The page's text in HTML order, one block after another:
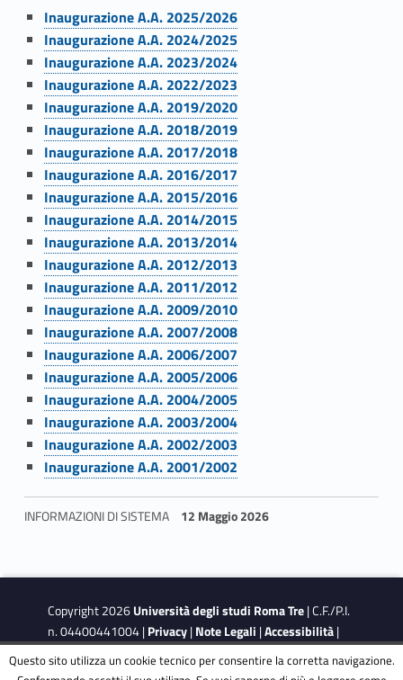
I
n
a
u
g
u
r
a
z
i
o
n
e
d
e
’
Inaugurazione A.A. 2025/2026
Link identifier #identifier__185664-1
Inaugurazione A.A. 2024/2025
Link identifier #identifier__160002-2
Inaugurazione A.A. 2023/2024
Link identifier #identifier__24362-3
Inaugurazione A.A. 2022/2023
Link identifier #identifier__93097-4
Inaugurazione A.A. 2019/2020
Link identifier #identifier__28663-5
Inaugurazione A.A. 2018/2019
Link identifier #identifier__47889-6
Inaugurazione A.A. 2017/2018
Link identifier #identifier__35898-7
Inaugurazione A.A. 2016/2017
Link identifier #identifier__29818-8
Inaugurazione A.A. 2015/2016
Link identifier #identifier__191274-9
Inaugurazione A.A. 2014/2015
Link identifier #identifier__25493-10
Inaugurazione A.A. 2013/2014
Link identifier #identifier__124031-11
Inaugurazione A.A. 2012/2013
Link identifier #identifier__30938-12
Inaugurazione A.A. 2011/2012
Link identifier #identifier__75673-13
Inaugurazione A.A. 2009/2010
Link identifier #identifier__29106-14
Inaugurazione A.A. 2007/2008
Link identifier #identifier__45651-15
Inaugurazione A.A. 2006/2007
Link identifier #identifier__42183-16
Inaugurazione A.A. 2005/2006
Link identifier #identifier__198272-17
Inaugurazione A.A. 2004/2005
Link identifier #identifier__15170-18
Inaugurazione A.A. 2003/2004
Link identifier #identifier__829-19
Inaugurazione A.A. 2002/2003
Link identifier #identifier__160950-20
Inaugurazione A.A. 2001/2002
INFORMAZIONI DI SISTEMA 12 Maggio 2026
Copyright 2026Università degli studi Roma Tre| C.F./P.I.
n. 04400441004 |Privacy|Note Legali |Accessibilità|
Obiettivi di accessibilità
| Dichiarazione di accessibilità
Questo sito utilizza un cookie tecnico per consentire la corretta navigazione.